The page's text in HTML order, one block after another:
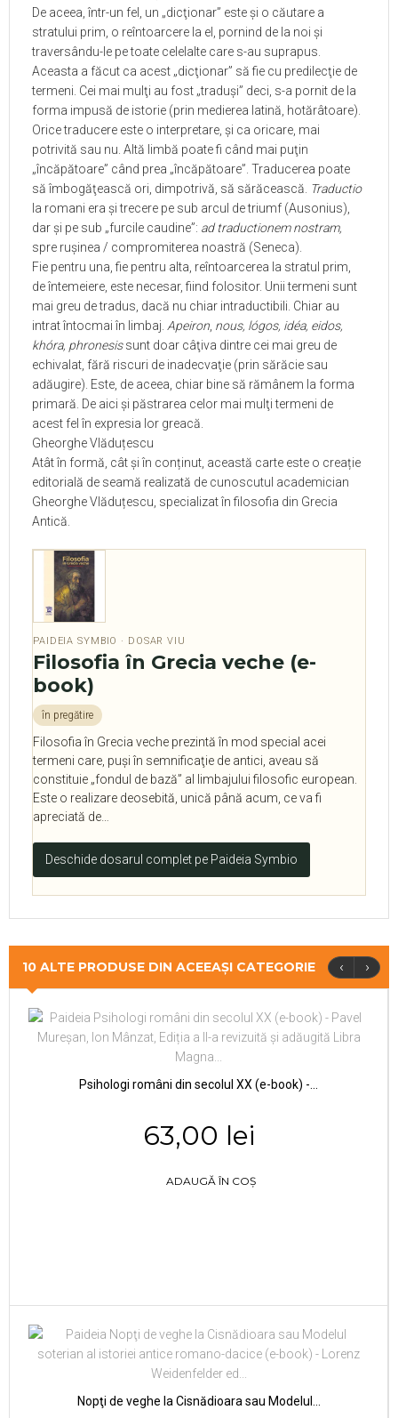
De aceea, într-un fel, un „dicţionar” este şi o căutare a
stratului prim, o reîntoarcere la el, pornind de la noi şi
traversându-le pe toate celelalte care s-au suprapus.
Aceasta a făcut ca acest „dicţionar” să fie cu predilecţie de
termeni. Cei mai mulţi au fost „traduşi” deci, s-a pornit de la
forma impusă de istorie (prin medierea latină, hotărâtoare).
Orice traducere este o interpretare, şi ca oricare, mai
potrivită sau nu. Altă limbă poate fi când mai puţin
„încăpătoare” când prea „încăpătoare”. Traducerea poate
să îmbogăţească ori, dimpotrivă, să sărăcească. Traductio
la romani era şi trecere pe sub arcul de triumf (Ausonius),
dar şi pe sub „furcile caudine”: ad traductionem nostram,
spre ruşinea / compromiterea noastră (Seneca).
Fie pentru una, fie pentru alta, reîntoarcerea la stratul prim,
de întemeiere, este necesar, fiind folositor. Unii termeni sunt
mai greu de tradus, dacă nu chiar intraductibili. Chiar au
intrat întocmai în limbaj. Apeiron nous, lógos, idéa, eidos,
khóra, phronesissunt doar câţiva dintre cei mai greu de
echivalat, fără riscuri de inadecvaţie (prin sărăcie sau
adăugire). Este, de aceea, chiar bine să rămânem la forma
primară. De aici şi păstrarea celor mai mulţi termeni de
acest fel în expresia lor greacă.
Gheorghe Vlăduțescu
Atât în formă, cât și în conținut, această carte este o creație
editorială de seamă realizată de cunoscutul academician
Gheorghe Vlăduțescu, specializat în filosofia din Grecia
Antică.
PAIDEIA SYMBIO · DOSAR VIU
Filosofia în Grecia veche (e-
book)
în pregătire
Filosofia în Grecia veche prezintă în mod special acei
termeni care, puşi în semnificaţie de antici, aveau să
constituie „fondul de bază” al limbajului filosofic european.
Este o realizare deosebită, unică până acum, ce va fi
apreciată de…
Deschide dosarul complet pe Paideia Symbio
10 ALTE PRODUSE DIN ACEEAȘI CATEGORIE ‹ ›
Psihologi români din secolul XX (e-book) -...
63,00 lei
ADAUGĂ ÎN COȘ
Nopţi de veghe la Cisnădioara sau Modelul...